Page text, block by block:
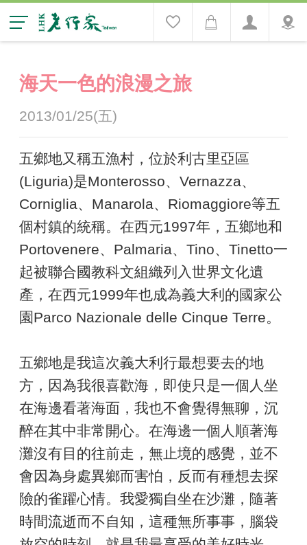
海天一色的浪漫之旅
2013/01/25(五)
五鄉地又稱五漁村，位於利古里亞區
(Liguria)是Monterosso、Vernazza、
Corniglia、Manarola、Riomaggiore等五
個村鎮的統稱。在西元1997年，五鄉地和
Portovenere、Palmaria、Tino、Tinetto一
起被聯合國教科文組織列入世界文化遺
產，在西元1999年也成為義大利的國家公
園Parco Nazionale delle Cinque Terre。
五鄉地是我這次義大利行最想要去的地
方，因為我很喜歡海，即使只是一個人坐
在海邊看著海面，我也不會覺得無聊，沉
醉在其中非常開心。在海邊一個人順著海
灘沒有目的往前走，無止境的感覺，並不
會因為身處異鄉而害怕，反而有種想去探
險的雀躍心情。我愛獨自坐在沙灘，隨著
時間流逝而不自知，這種無所事事，腦袋